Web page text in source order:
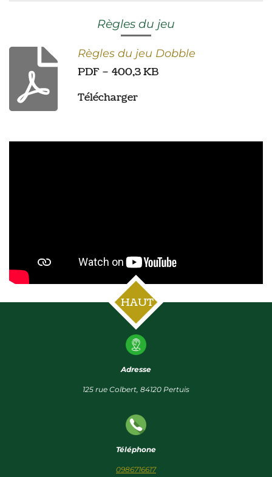
Règles du jeu
Règles du jeu Dobble
PDF – 400,3 KB
Télécharger
HAUT
Adresse
125 rue Colbert, 84120 Pertuis
Téléphone
0986716617